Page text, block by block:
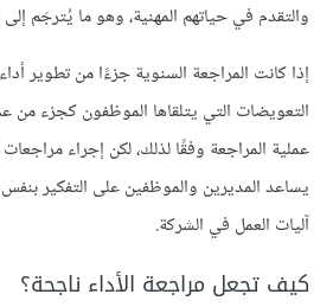
والتقدم في حياتهم المهنية، وهو ما يُترجَم
إذا كانت المراجعة السنوية جزءًا من تطوير
التعويضات التي يتلقاها الموظفون كجزء من
يساعد المديرين والموظفين على التفكير بنفس
آليات العمل في الشركة.
كيف تجعل مراجعة الأداء ناجحة؟